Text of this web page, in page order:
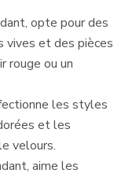
opte pour des
vives et des pièces
rouge ou un
les styles
et les
velours.
aime les